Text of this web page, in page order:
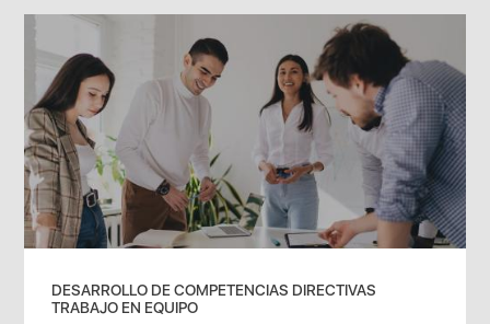
DESARROLLO DE COMPETENCIAS DIRECTIVAS
TRABAJO EN EQUIPO